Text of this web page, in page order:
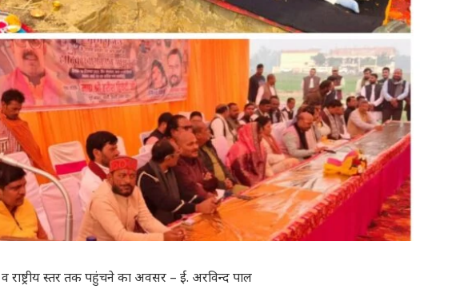
व राष्ट्रीय स्तर तक पहुंचने का अवसर – ई. अरविन्द पाल